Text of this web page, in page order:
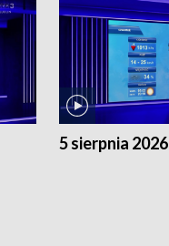
5 sierpnia 2026